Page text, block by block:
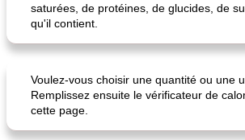
saturées, de protéines, de glucides, de
qu'il contient.
Voulez-vous choisir une quantité ou une
Remplissez ensuite le vérificateur de
cette page.